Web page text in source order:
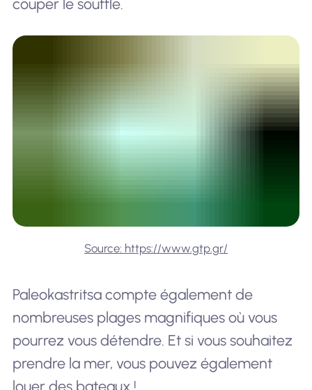
couper le souffle.
Source: https://www.gtp.gr/
Paleokastritsa compte également de
nombreuses plages magnifiques où vous
pourrez vous détendre. Et si vous souhaitez
prendre la mer, vous pouvez également
louer des bateaux !